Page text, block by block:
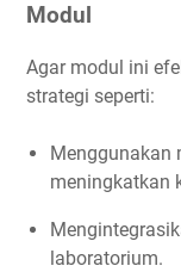
Modul
Agar modul ini
strategi seperti:
Menggunakan
meningkatkan
laboratorium.